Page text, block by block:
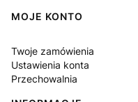
MOJE KONTO
Twoje zamówienia
Ustawienia konta
Przechowalnia